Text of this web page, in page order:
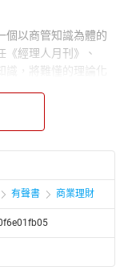
個以商管知識為體的
經理人月刊》、
識，將難懂的理論化
需求，提供掌握工
會學系畢業，曾任
論》中文版主編，譯
態經濟大未來》。
有聲書 商業理財